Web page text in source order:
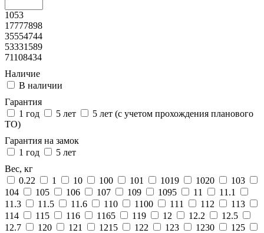
1053
17777898
35554744
53331589
71108434
Наличие
В наличии
Гарантия
1 год
5 лет
5 лет (с учетом прохождения планового
ТО)
Гарантия на замок
1 год
5 лет
Вес, кг
0.22
1 10 100 101 1019 1020
103
104
105 106 107 109 1095 11
11.1
11.3
11.5 11.6 110 1100 111 112
113
114
115 116 1165 119 12 12.2
12.5
12.7
120 121 1215 122 123 1230
125